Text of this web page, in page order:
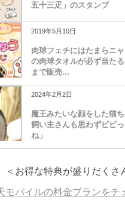
五十三疋」のスタンプ
2019年5月10日
肉球フェチにはたまらニ
の肉球タオルが必ず当た
まで販売...
2024年2月2日
魔王みたいな顔をした猫
飼い主さんも思わずビビ
ね」
＜お得な特典が盛りだくさ
モバイルの料金プランをチ